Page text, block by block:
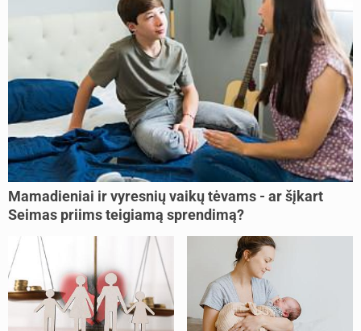
Mamadieniai ir vyresnių vaikų tėvams - ar šįkart
Seimas priims teigiamą sprendimą?